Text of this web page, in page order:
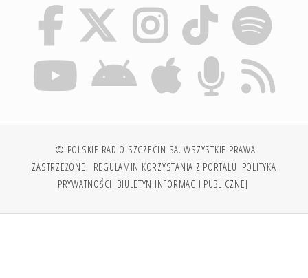
© POLSKIE RADIO SZCZECIN SA. WSZYSTKIE PRAWA
ZASTRZEŻONE. REGULAMIN KORZYSTANIA Z PORTALU POLITYKA
PRYWATNOŚCI BIULETYN INFORMACJI PUBLICZNEJ